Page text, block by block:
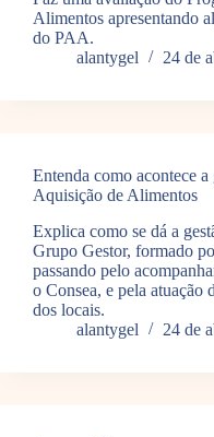
Alimentos apresentando
do PAA.
alantygel
24 de
Entenda como acontece
Aquisição de Alimentos
Explica como se dá a
Grupo Gestor, formado
passando pelo
o Consea, e pela atuação
dos locais.
alantygel
24 de